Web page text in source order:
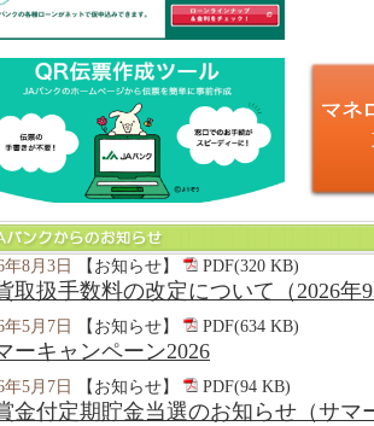
年8月3日 【お知らせ】 PDF(320 KB)
取扱手数料の改定について（2026年
年5月7日 【お知らせ】 PDF(634 KB)
ーキャンペーン2026
年5月7日 【お知らせ】 PDF(94 KB)
金付定期貯金当選のお知らせ（サマ